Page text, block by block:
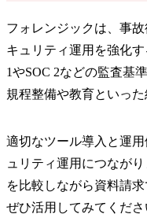
フォレンジックは、事
キュリティ運用を強化
1やSOC 2などの監査基
規程整備や教育といっ
適切なツール導入と運
ュリティ運用につなが
を比較しながら資料請
ぜひ活用してみてくださ